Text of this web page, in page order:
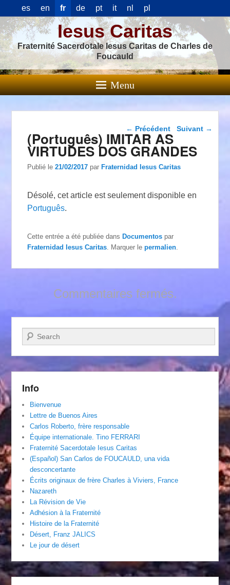
es en fr de pt it nl pl
Iesus Caritas
Fraternité Sacerdotale Iesus Caritas de Charles de
Foucauld
Menu
Navigation dans les
← Précédent Suivant →
(Português) IMITAR AS
VIRTUDES DOS GRANDES
Publié le21/02/2017 parFraternidad Iesus Caritas
Désolé, cet article est seulement disponible en
Português.
Cette entrée a été publiée dansDocumentos par
Fraternidad Iesus Caritas . Marquer lepermalien
Commentaires fermés.
Recherche
Info
Bienvenue
Lettre de Buenos Aires
Carlos Roberto, frère responsable
Équipe internationale. Tino FERRARI
Fraternité Sacerdotale Iesus Caritas
(Español) San Carlos de FOUCAULD, una vida
desconcertante
Écrits originaux de frère Charles à Viviers, France
Nazareth
La Révision de Vie
Adhésion à la Fraternité
Histoire de la Fraternité
Désert, Franz JALICS
Le jour de désert